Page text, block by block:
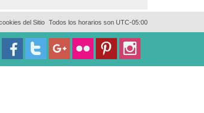
Todos los horarios son UTC-05:00
del Sitio